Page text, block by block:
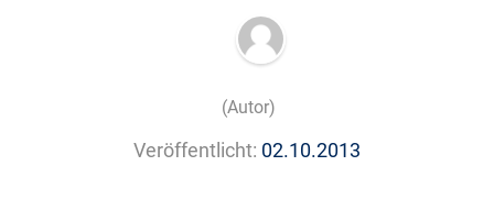
(Autor)
Veröffentlicht: 02.10.2013